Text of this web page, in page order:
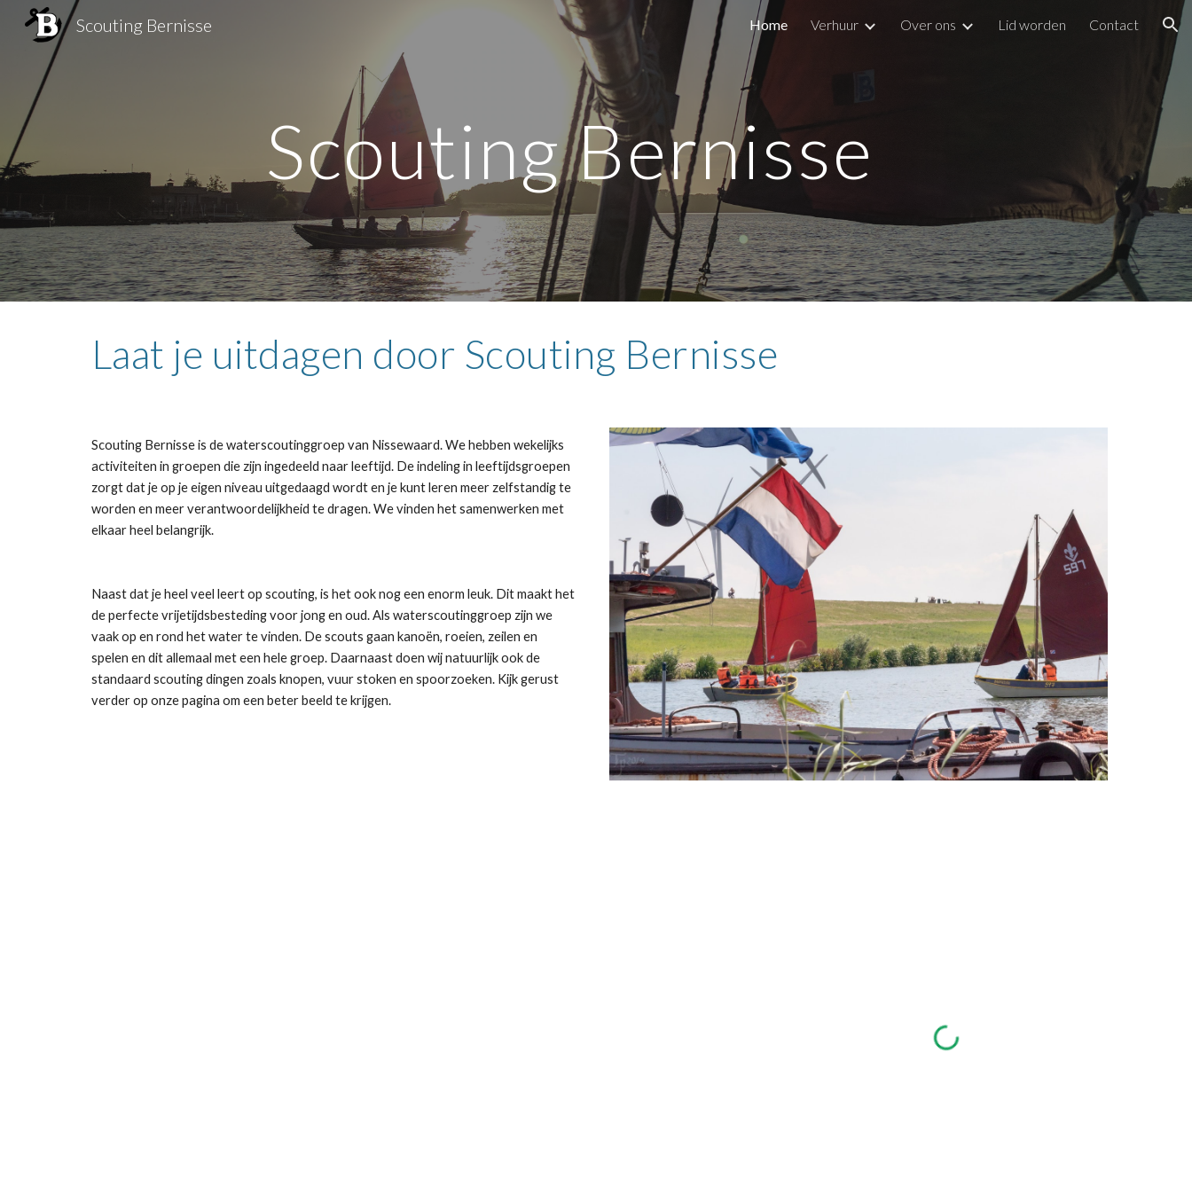
Skip to navigation
Scouting Bernisse Home Verhuur Over ons Lid worden Contact
Scouting Bernisse
Laat je uitdagen door Scouting Bernisse
Scouting Bernisse is de waterscoutinggroep van Nissewaard. We hebben wekelijks
activiteiten in groepen die zijn ingedeeld naar leeftijd. De indeling in leeftijdsgroepen
zorgt dat je op je eigen niveau uitgedaagd wordt en je kunt leren meer zelfstandig te
worden en meer verantwoordelijkheid te dragen. We vinden het samenwerken met
elkaar heel belangrijk.
Naast dat je heel veel leert op scouting, is het ook nog een enorm leuk. Dit maakt het
de perfecte vrijetijdsbesteding voor jong en oud. Als waterscoutinggroep zijn we
vaak op en rond het water te vinden. De scouts gaan kanoën, roeien, zeilen en
spelen en dit allemaal met een hele groep. Daarnaast doen wij natuurlijk ook de
standaard scouting dingen zoals knopen, vuur stoken en spoorzoeken. Kijk gerust
verder op onze pagina om een beter beeld te krijgen.